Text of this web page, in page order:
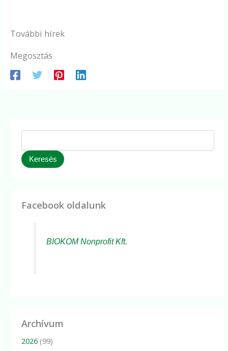
További hírek
Megosztás
Keresés
Facebook oldalunk
BIOKOM Nonprofit Kft.
Archívum
2026 (99)